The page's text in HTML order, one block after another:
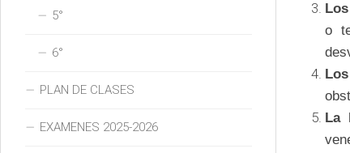
o
La
5°
6°
PLAN DE CLASES
EXAMENES 2025-2026